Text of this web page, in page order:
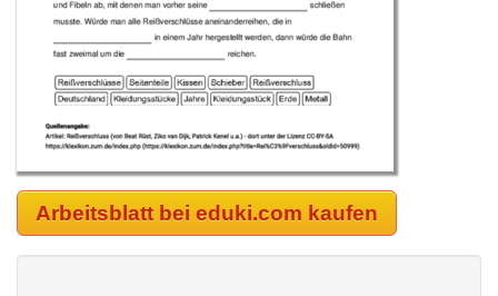
Arbeitsblatt bei eduki.com kaufen